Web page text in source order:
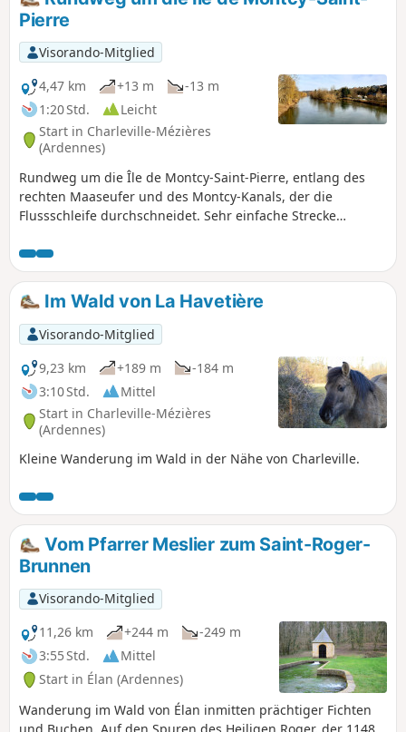
Pierre
Visorando-Mitglied
4,47 km
+13 m
-13 m
1:20 Std.
Leicht
Start in Charleville-Mézières
(Ardennes)
Rundweg um die Île de Montcy-Saint-Pierre, entlang des
rechten Maaseufer und des Montcy-Kanals, der die
Flussschleife durchschneidet. Sehr einfache Strecke
ergehene Sportler als auch Spaziergänger, die dem Alltag
entfliehen möchten, kommen hier auf ihre Kosten.
Zahlreiche Beobachtungspunkte für die Tierwelt der Maas
und mehrere Aussichtspunkte auf Charleville-Mézières und
die Umgebung.
Im Wald von La Havetière
Visorando-Mitglied
9,23 km
+189 m
-184 m
3:10 Std.
Mittel
Start in Charleville-Mézières
(Ardennes)
Kleine Wanderung im Wald in der Nähe von Charleville.
Vom Pfarrer Meslier zum Saint-Roger-
Brunnen
Visorando-Mitglied
11,26 km
+244 m
-249 m
3:55 Std.
Mittel
Start in Élan (Ardennes)
Wanderung im Wald von Élan inmitten prächtiger Fichten